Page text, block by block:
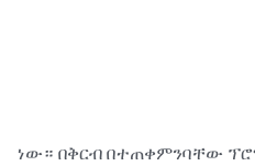
ነው። በቅርብ በተጠቀምንባቸው